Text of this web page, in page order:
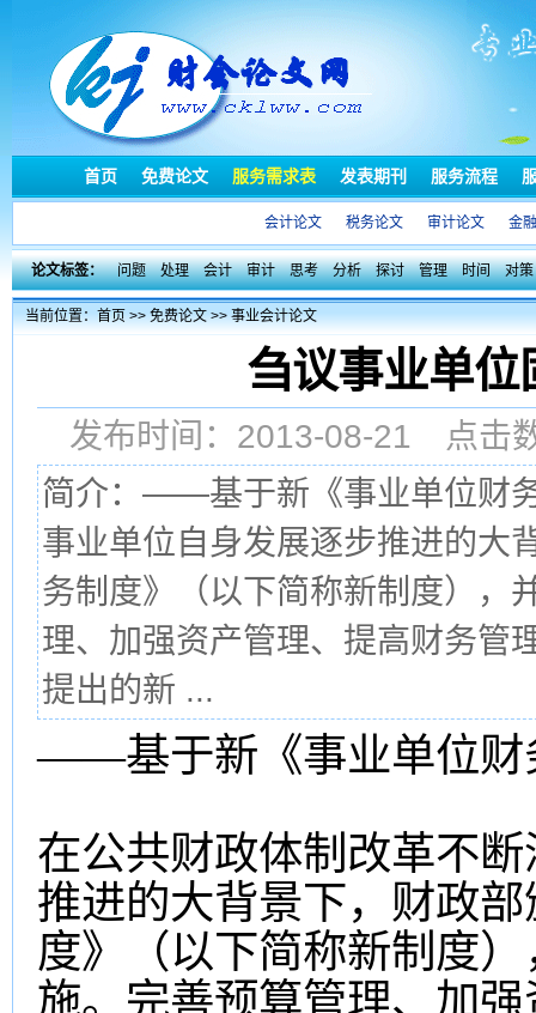
首页 免费论文 服务需求表 发表期刊 服务流程
会计论文 税务论文 审计论文 金
论文标签： 问题 处理 会计 审计 思考 分析 探讨 管理 时间 对策
当前位置：首页>>免费论文>>事业会计论文
刍议事业单位
发布时间：2013-08-21 点
简介：——基于新《事业单位财
事业单位自身发展逐步推进的大
务制度》（以下简称新制度），
理、加强资产管理、提高财务管
提出的新 ...
——基于新《事业单位财
在公共财政体制改革不
推进的大背景下，财政
度》（以下简称新制度
施。完善预算管理、加